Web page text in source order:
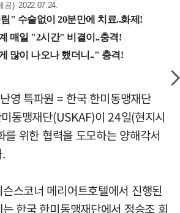
공) 2022.07.24.
영 특파원 = 한국 한미동맹재단
동맹재단(USKAF)이 24일(현지시
를 위한 협력을 도모하는 양해각서
스코너 메리어트호텔에서 진행된
한국 한미동맹재단에서 정승조 회